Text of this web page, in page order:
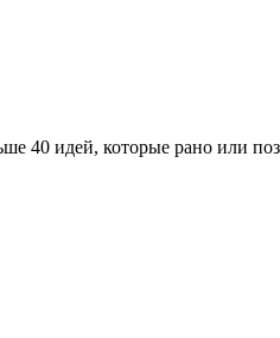
40 идей, которые рано или